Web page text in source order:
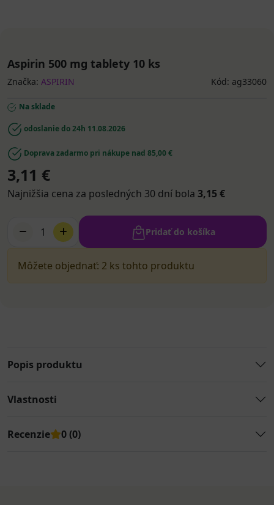
Aspirin 500 mg tablety 10 ks
Značka: ASPIRIN Kód: ag33060
Na sklade
odoslanie do 24h 11.08.2026
Doprava zadarmo pri nákupe nad 85,00 €
3,11 €
Najnižšia cena za posledných 30 dní bola 3,15 €
1 Pridať do košíka
Môžete objednať: 2 ks tohto produktu
Popis produktu
Vlastnosti
Recenzie 0 (0)